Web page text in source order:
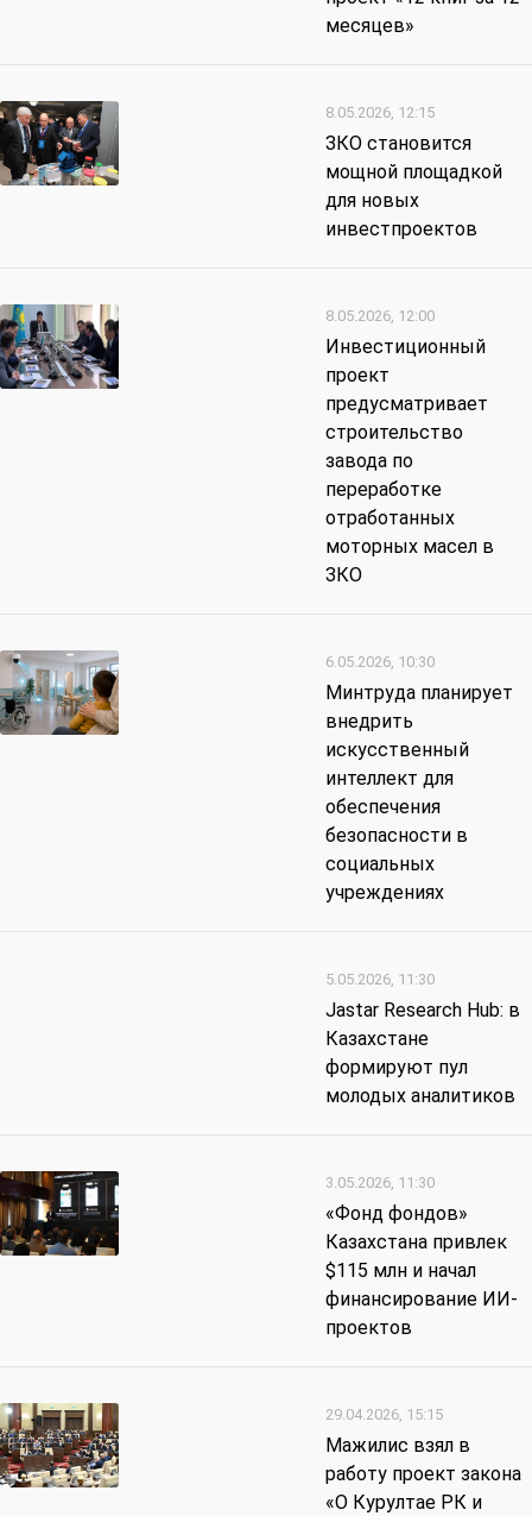
месяцев»
8.05.2026, 12:15
ЗКО становится
мощной площадкой
для новых
инвестпроектов
8.05.2026, 12:00
Инвестиционный
проект
предусматривает
строительство
завода по
переработке
отработанных
моторных масел в
ЗКО
6.05.2026, 10:30
Минтруда планирует
внедрить
искусственный
интеллект для
обеспечения
безопасности в
социальных
учреждениях
5.05.2026, 11:30
Jastar Research Hub: в
Казахстане
формируют пул
молодых аналитиков
3.05.2026, 11:30
«Фонд фондов»
Казахстана привлек
$115 млн и начал
финансирование ИИ-
проектов
29.04.2026, 15:15
Мажилис взял в
работу проект закона
«О Курултае РК и